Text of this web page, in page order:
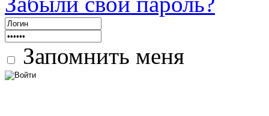
Запомнить меня